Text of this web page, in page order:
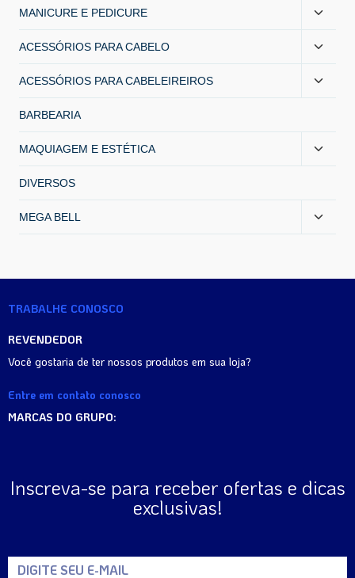
MANICURE E PEDICURE
ACESSÓRIOS PARA CABELO
ACESSÓRIOS PARA CABELEIREIROS
BARBEARIA
MAQUIAGEM E ESTÉTICA
DIVERSOS
MEGA BELL
TRABALHE CONOSCO
REVENDEDOR
Você gostaria de ter nossos produtos em sua loja?
Entre em contato conosco
MARCAS DO GRUPO:
Inscreva-se para receber ofertas e dicas
exclusivas!